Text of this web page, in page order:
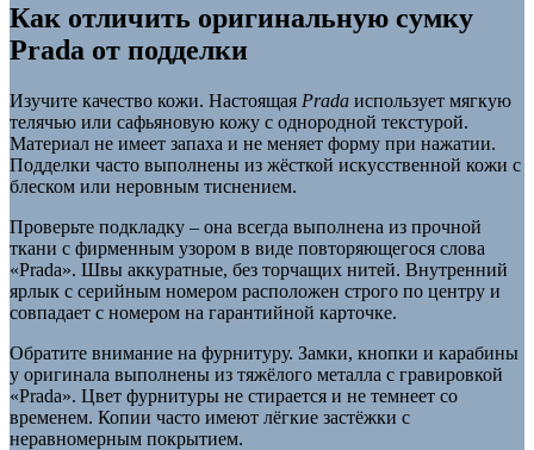
Как отличить оригинальную сумку
Prada от подделки
Изучите качество кожи. Настоящая Prada использует мягкую
телячью или сафьяновую кожу с однородной текстурой.
Материал не имеет запаха и не меняет форму при нажатии.
Подделки часто выполнены из жёсткой искусственной кожи с
блеском или неровным тиснением.
Проверьте подкладку – она всегда выполнена из прочной
ткани с фирменным узором в виде повторяющегося слова
«Prada». Швы аккуратные, без торчащих нитей. Внутренний
ярлык с серийным номером расположен строго по центру и
совпадает с номером на гарантийной карточке.
Обратите внимание на фурнитуру. Замки, кнопки и карабины
у оригинала выполнены из тяжёлого металла с гравировкой
«Prada». Цвет фурнитуры не стирается и не темнеет со
временем. Копии часто имеют лёгкие застёжки с
неравномерным покрытием.